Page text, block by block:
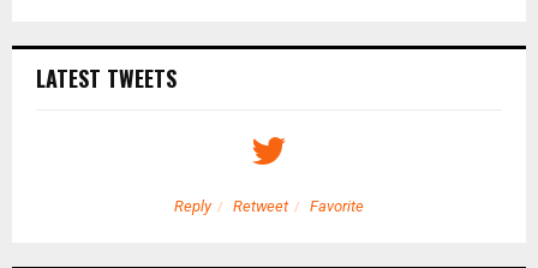
LATEST TWEETS
Reply Retweet Favorite